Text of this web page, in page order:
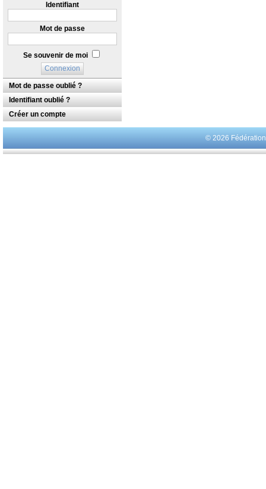
Identifiant
Mot de passe
Se souvenir de moi
Mot de passe oublié ?
Identifiant oublié ?
Créer un compte
© 2026